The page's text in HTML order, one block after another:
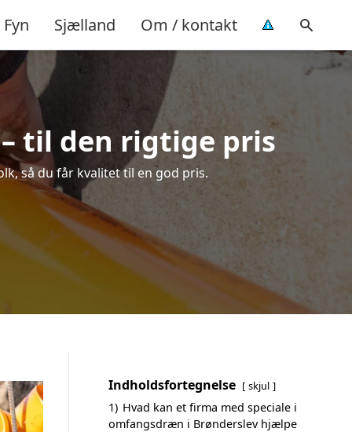
Fyn Sjælland Om / kontakt
til den rigtige pris
så du får kvalitet til en god pris.
Indholdsfortegnelse skjul
1) Hvad kan et firma med speciale i
omfangsdræn i Brønderslev hjælpe